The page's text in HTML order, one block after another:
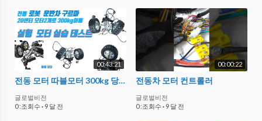
00:43:21
전동 모터 따블모터 300kg 당진아재 (20센티 15센티모터 2 10km/h 시속 토크위주 저속 로봇 운반 실험 자재 교재 교구 제작 diy 구동체 실험영상
글로벌비전
0 :조회수 · 9 달 전
00:00:22
전동차 모터 컨트롤러
글로벌비전
0 :조회수 · 9 달 전